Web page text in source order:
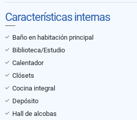
Características internas
Baño en habitación principal
Biblioteca/Estudio
Calentador
Clósets
Cocina integral
Depósito
Hall de alcobas